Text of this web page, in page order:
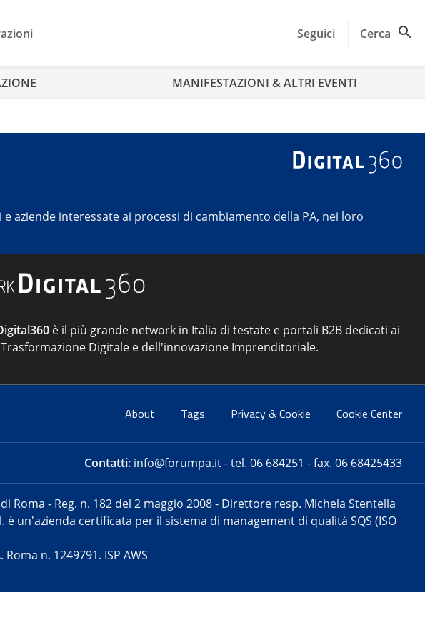
Seguici Cerca
MANIFESTAZIONI & ALTRI EVENTI
aziende interessate ai processi di cambiamento della PA, nei loro
è il più grande network in Italia di testate e portali B2B dedicati ai
Digitale e dell'innovazione Imprenditoriale.
About Tags Privacy & Cookie Cookie Center
Contatti: info@forumpa.it- tel. 06 684251 - fax. 06 68425433
- Reg. n. 182 del 2 maggio 2008 - Direttore resp. Michela Stentella
un'azienda certificata per il sistema di management di qualità SQS (ISO
n. 1249791. ISP AWS